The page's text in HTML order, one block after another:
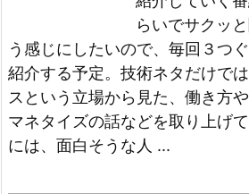
らいでサクッ
う感じにしたいので、毎回３つ
紹介する予定。 技術ネタだけで
スという立場から見た、働き方
マネタイズの話などを取り上げて
には、面白そうな人 ...